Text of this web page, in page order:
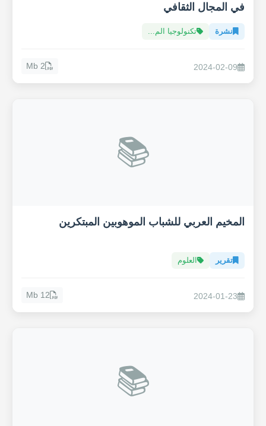
في المجال الثقافي
نشرة تكنولوجيا الم...
2024-02-09
2 Mb
📚
المخيم العربي للشباب الموهوبين المبتكرين
تقرير العلوم
2024-01-23
12 Mb
📚